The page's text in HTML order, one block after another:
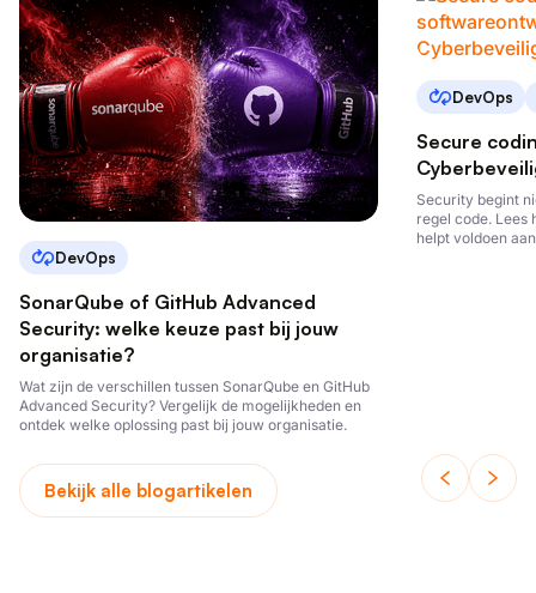
DevOps
SonarQube of GitHub Advanced
Security: welke keuze past bij jouw
organisatie?
Wat zijn de verschillen tussen SonarQube en GitHub
Advanced Security? Vergelijk de mogelijkheden en
ontdek welke oplossing past bij jouw organisatie.
DevOps
Secure
Security begint
regel code. Lees
helpt voldoen
Bekijk alle blogartikelen